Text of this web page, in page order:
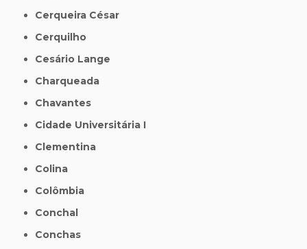
Cerqueira César
Cerquilho
Cesário Lange
Charqueada
Chavantes
Cidade Universitária I
Clementina
Colina
Colômbia
Conchal
Conchas